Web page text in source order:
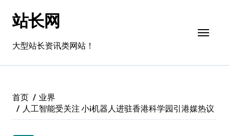
站长网
大型站长资讯类网站！
首页
业界
人工智能受关注 小i机器人进驻香港科学园引港媒热议